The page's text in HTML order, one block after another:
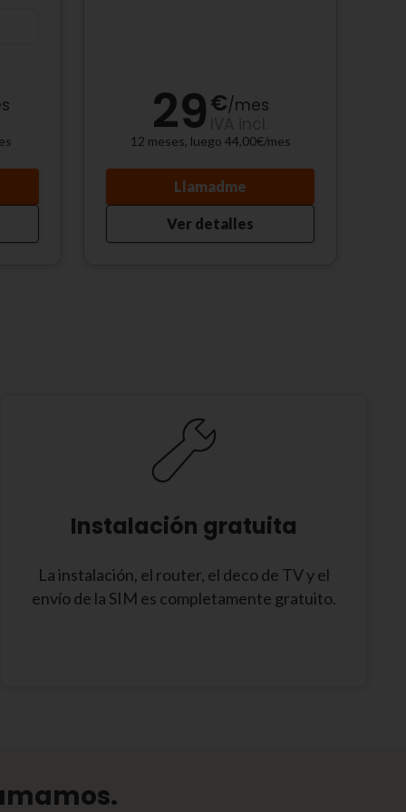
29€/mes
12 meses, luego 44,00€/mes
Llamadme
Ver detalles
Instalación gratuita
La instalación, el router, el deco de TV y el
envío de la SIM es completamente gratuito.